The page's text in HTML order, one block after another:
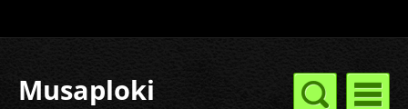
Musaploki